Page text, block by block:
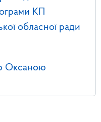
КП
обласної ради
Оксаною